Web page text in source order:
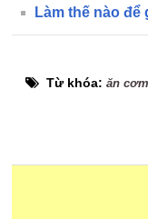
Làm thế nào để
Từ khóa:ăn cơm